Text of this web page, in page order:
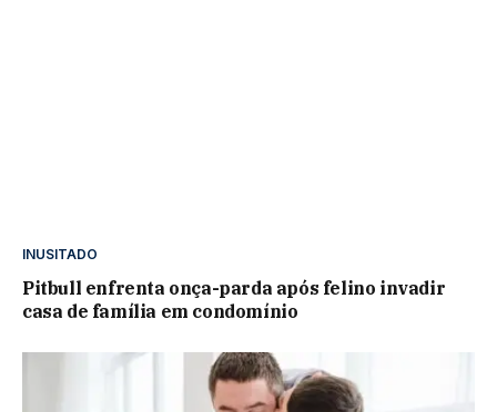
INUSITADO
Pitbull enfrenta onça-parda após felino invadir
casa de família em condomínio